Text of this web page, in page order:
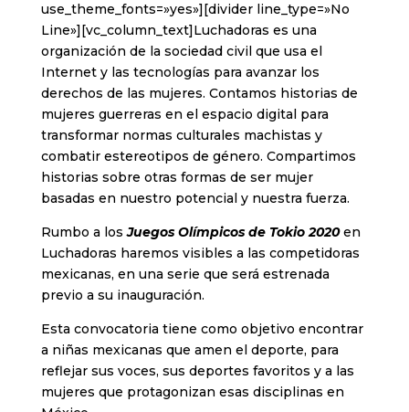
use_theme_fonts=»yes»][divider line_type=»No
Line»][vc_column_text]Luchadoras es una
organización de la sociedad civil que usa el
Internet y las tecnologías para avanzar los
derechos de las mujeres. Contamos historias de
mujeres guerreras en el espacio digital para
transformar normas culturales machistas y
combatir estereotipos de género. Compartimos
historias sobre otras formas de ser mujer
basadas en nuestro potencial y nuestra fuerza.
Rumbo a losJuegos Olímpicos de Tokio 2020en
Luchadoras haremos visibles a las competidoras
mexicanas, en una serie que será estrenada
previo a su inauguración.
Esta convocatoria tiene como objetivo encontrar
a niñas mexicanas que amen el deporte, para
reflejar sus voces, sus deportes favoritos y a las
mujeres que protagonizan esas disciplinas en